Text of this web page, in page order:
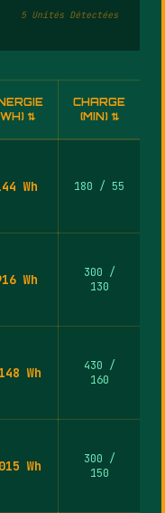
5 Unités Détectées
⇅
CHARGE
(MIN) ⇅
Wh 180 / 55
Wh
300 /
130
Wh
430 /
160
Wh
300 /
150